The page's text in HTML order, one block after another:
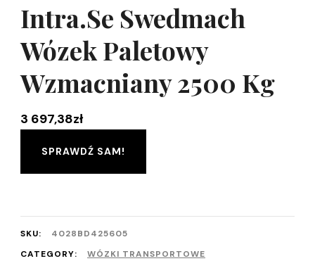
Intra.Se Swedmach
Wózek Paletowy
Wzmacniany 2500 Kg
3 697,38zł
SPRAWDŹ SAM!
SKU:
4028BD425605
CATEGORY:
WÓZKI TRANSPORTOWE